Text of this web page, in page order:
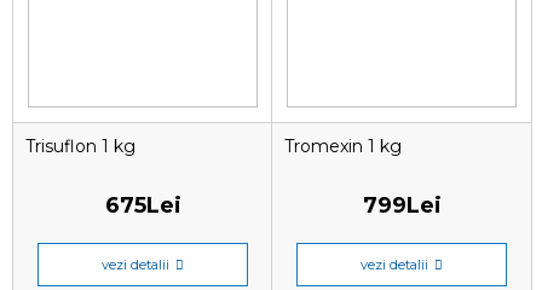
Trisuflon 1 kg
675Lei
vezi detalii
Tromexin 1 kg
799Lei
vezi detalii